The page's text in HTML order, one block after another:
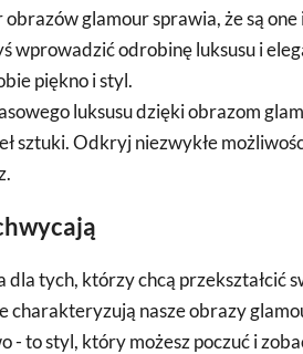
glamour sprawia, że są
wprowadzić odrobinę luksusu i
piękno i styl.
luksusu dzięki obrazom
sztuki. Odkryj niezwykłe
tych, którzy chcą przekształcić
charakteryzują nasze obrazy
- to styl, który możesz poczuć i